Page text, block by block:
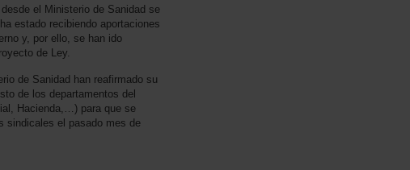
el Ministerio de Sanidad se
estado recibiendo aportaciones
y, por ello, se han ido
de Ley.
de Sanidad han reafirmado su
de los departamentos del
Hacienda,…) para que se
sindicales el pasado mes de